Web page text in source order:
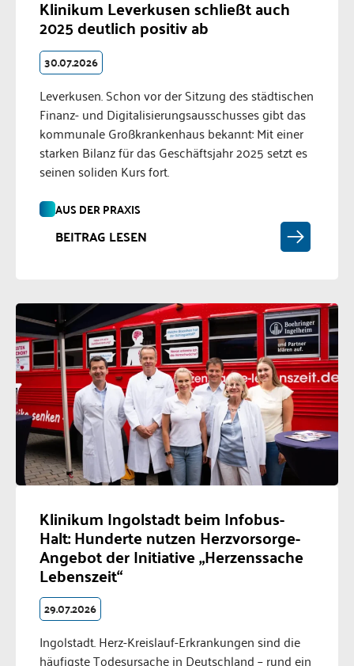
Klinikum Leverkusen schließt auch
2025 deutlich positiv ab
30.07.2026
Leverkusen. Schon vor der Sitzung des städtischen
Finanz- und Digitalisierungsausschusses gibt das
kommunale Großkrankenhaus bekannt: Mit einer
starken Bilanz für das Geschäftsjahr 2025 setzt es
seinen soliden Kurs fort.
AUS DER PRAXIS
BEITRAG LESEN
Klinikum Ingolstadt beim Infobus-
Halt: Hunderte nutzen Herzvorsorge-
Angebot der Initiative „Herzenssache
Lebenszeit“
29.07.2026
Ingolstadt. Herz-Kreislauf-Erkrankungen sind die
häufigste Todesursache in Deutschland – rund ein